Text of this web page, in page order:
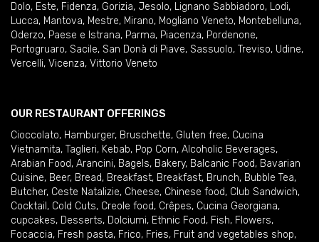
Dolo, Este, Fidenza, Gorizia, Jesolo, Lignano Sabbiadoro, Lodi,
Lucca, Mantova, Mestre, Mirano, Mogliano Veneto, Montebelluna,
Oderzo, Paese e Istrana, Parma, Piacenza, Pordenone,
Portogruaro, Sacile, San Donà di Piave, Sassuolo, Treviso, Udine,
Vercelli, Vicenza, Vittorio Veneto
OUR RESTAURANT OFFERINGS
Cioccolato, Hamburger, Bruschette, Gluten free, Cucina
Vietnamita, Taglieri, Kebab, Pop Corn, Alcoholic Beverages,
Arabian Food, Arancini, Bagels, Bakery, Balcanic Food, Bavarian
Cuisine, Beer, Bread, Breakfast, Breakfast, Brunch, Bubble Tea,
Butcher, Ceste Natalizie, Cheese, Chinese food, Club Sandwich,
Cocktail , Cold Cuts, Creole food, Crêpes, Cucina Georgiana,
cupcakes, Desserts, Dolciumi, Ethnic Food, Fish, Flowers,
Focaccia, Fresh pasta, Frico, Fries, Fruit and vegetables shop,